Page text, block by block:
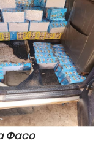
Фасо